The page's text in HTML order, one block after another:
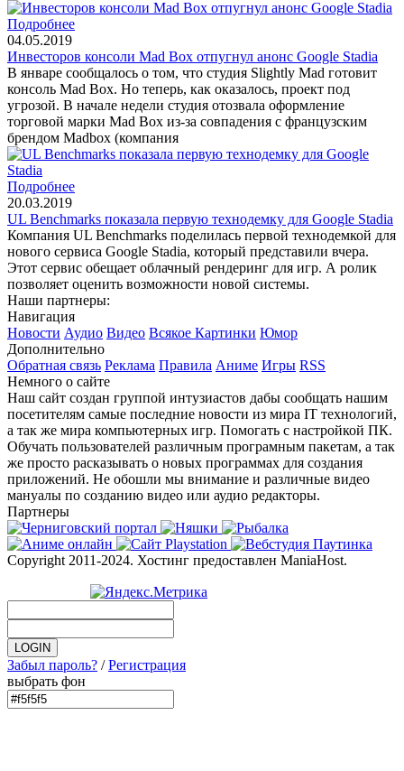
Подробнее
04.05.2019
Инвесторов консоли Mad Box отпугнул анонс Google Stadia
В январе сообщалось о том, что студия Slightly Mad готовит
консоль Mad Box. Но теперь, как оказалось, проект под
угрозой. В начале недели студия отозвала оформление
торговой марки Mad Box из-за совпадения с французским
брендом Madbox (компания
Подробнее
20.03.2019
UL Benchmarks показала первую технодемку для Google Stadia
Компания UL Benchmarks поделилась первой технодемкой для
нового сервиса Google Stadia, который представили вчера.
Этот сервис обещает облачный рендеринг для игр. А ролик
позволяет оценить возможности новой системы.
Наши партнеры:
Навигация
Новости Аудио Видео Всякое Картинки Юмор
Дополнительно
Обратная связь Реклама Правила Аниме Игры RSS
Немного о сайте
Наш сайт создан группой интузиастов дабы сообщать нашим
посетителям самые последние новости из мира IT технологий,
а так же мира компьютерных игр. Помогать с настройкой ПК.
Обучать пользователей различным програмным пакетам, а так
же просто расказывать о новых программах для создания
приложений. Не обошли мы внимание и различные видео
мануалы по созданию видео или аудио редакторы.
Партнеры
Copyright 2011-2024. Хостинг предоставлен ManiaHost.
Забыл пароль? /Регистрация
выбрать фон